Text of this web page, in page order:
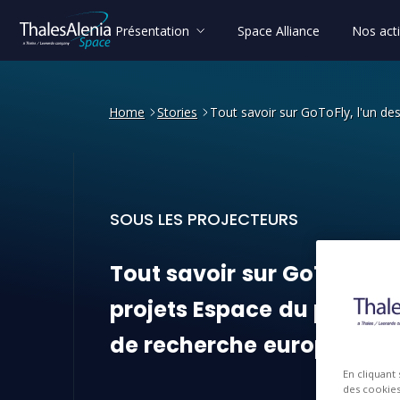
Présentation Space Alliance Nos
Home Stories Tout savoir sur GoToFly, l'un
SOUS LES PROJECTEURS
Tout savoir sur GoToFly,
Tout savoir sur GoToFly,
projets Espace du
de recherche européen
En cliquant
des